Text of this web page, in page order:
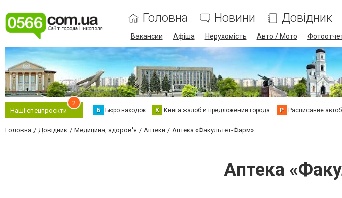
Головна Новини Довідник
Вакансии Афіша Нерухомість Авто / Мото
Наші спецпроєкти
2
Б Бюро находок К Книга жалоб и предложений города Р Расписание
Головна Довідник Медицина, здоров'я Аптеки Аптека «Факультет-Фарм»
Аптека